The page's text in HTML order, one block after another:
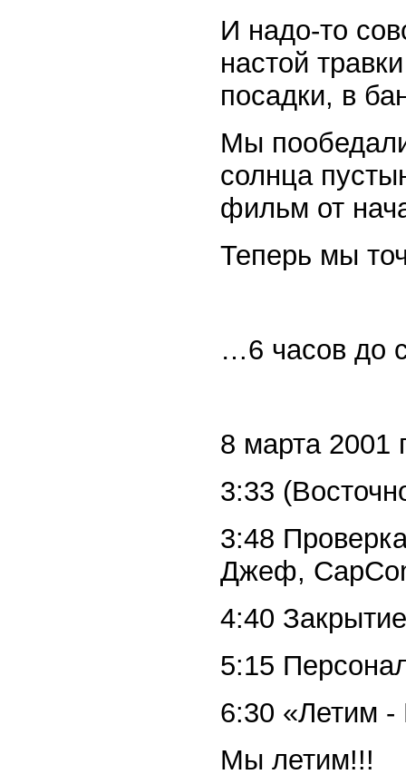
И надо-то
настой
посадки, в
Мы
солнца
фильм от
Теперь мы
…6 часов до
8 марта 2001
3:33
3:48
Джеф,
4:40
5:15
6:30 «Летим
Мы летим!!!